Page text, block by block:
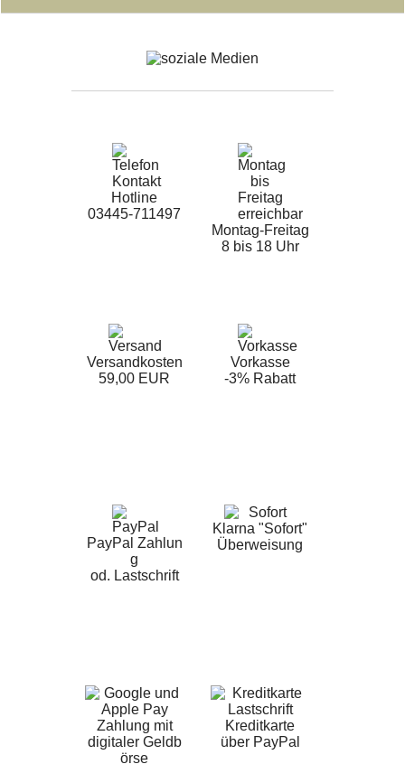
Hotline
03445-711497
Montag-Freitag
8 bis 18 Uhr
Versandkosten
59,00 EUR
Vorkasse
-3% Rabatt
PayPal Zahlun
g
od. Lastschrift
Klarna "Sofort"
Überweisung
Zahlung mit
digitaler Geldb
örse
Kreditkarte
über PayPal